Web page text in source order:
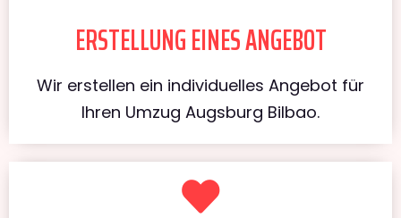
ERSTELLUNG EINES ANGEBOT
Wir erstellen ein individuelles Angebot für
Ihren Umzug Augsburg Bilbao.